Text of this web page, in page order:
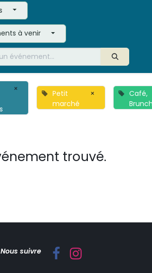
à venir
×
Petit
marché
×
Café,
trouvé.
Nous suivre